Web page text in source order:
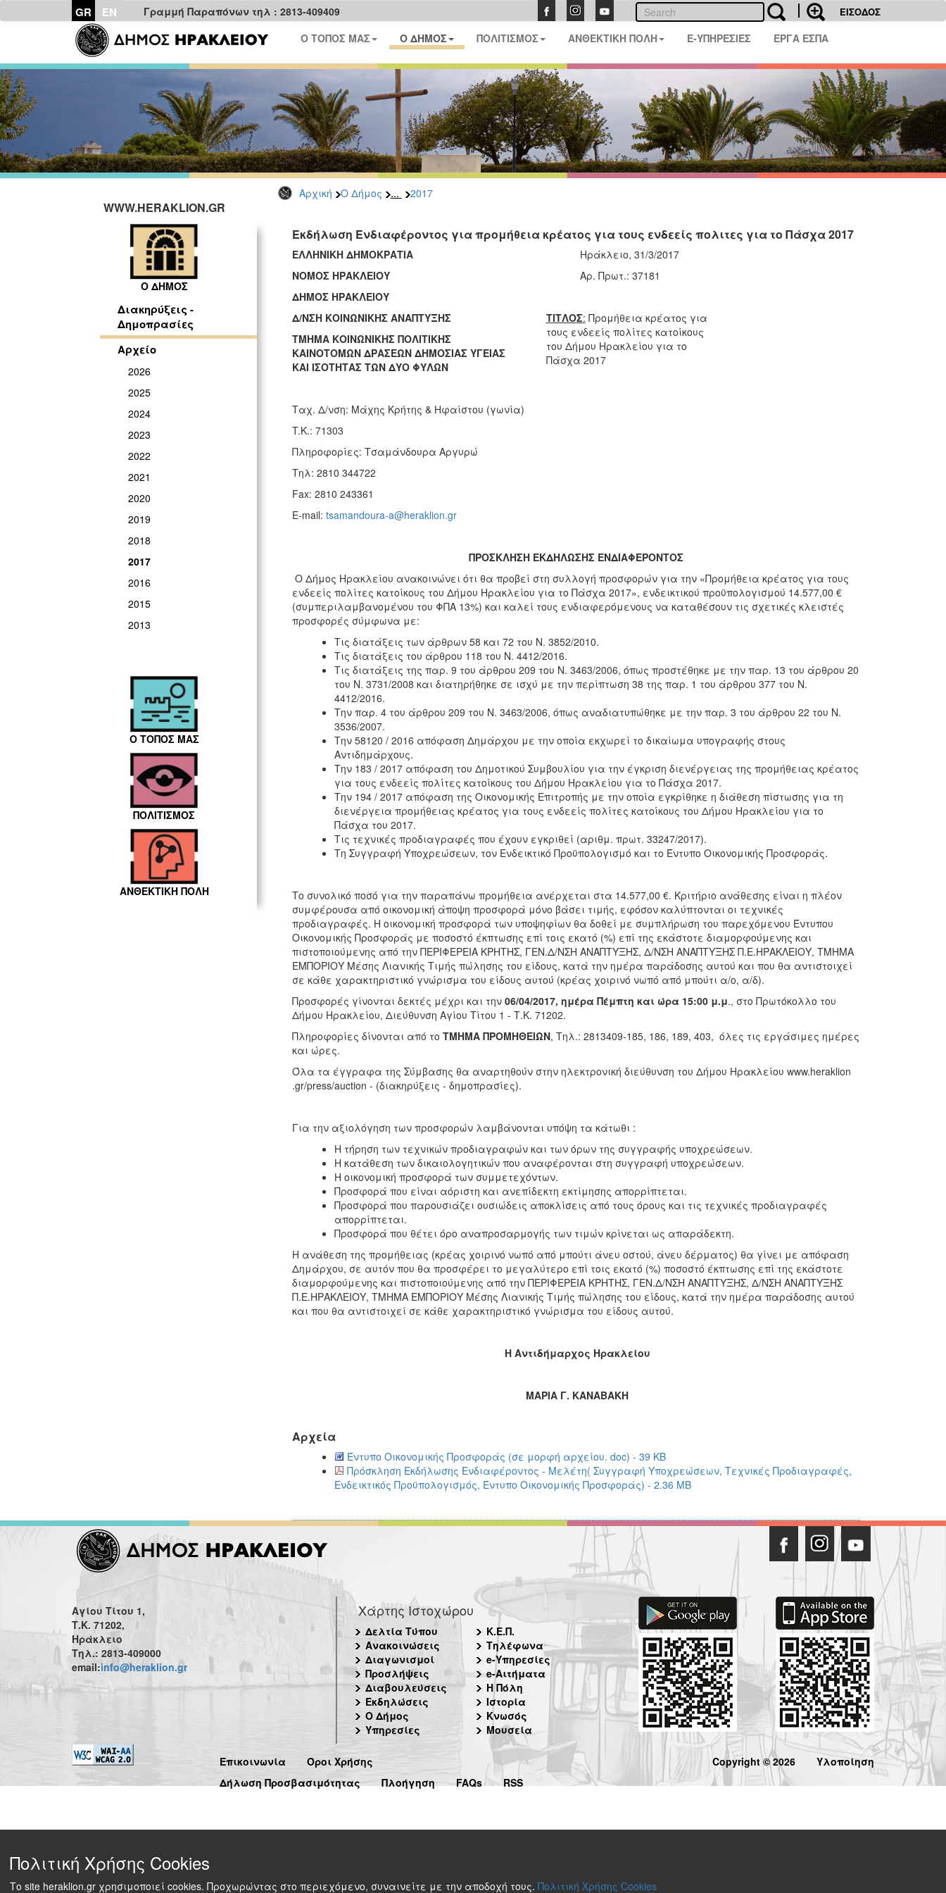
GR EN Γραμμή Παραπόνων τηλ : 2813-409409 ΕΙΣΟΔΟΣ
Ο ΤΟΠΟΣ ΜΑΣ Ο ΔΗΜΟΣ ΠΟΛΙΤΙΣΜΟΣ ΑΝΘΕΚΤΙΚΗ ΠΟΛΗ E-ΥΠΗΡΕΣΙΕΣ ΕΡΓΑ ΕΣΠΑ
Αρχική Ο Δήμος ... 2017
WWW.HERAKLION.GR
Ο ΔΗΜΟΣ
Διακηρύξεις -
Δημοπρασίες
Αρχείο
2026
2025
2024
2023
2022
2021
2020
2019
2018
2017
2016
2015
2013
Ο ΤΟΠΟΣ ΜΑΣ
ΠΟΛΙΤΙΣΜΟΣ
ΑΝΘΕΚΤΙΚΗ ΠΟΛΗ
Εκδήλωση Ενδιαφέροντος για προμήθεια κρέατος για τους ενδεείς πολιτες για το Πάσχα 2017
ΕΛΛΗΝΙΚΗ ΔΗΜΟΚΡΑΤΙΑ
ΝΟΜΟΣ ΗΡΑΚΛΕΙΟΥ
ΔΗΜΟΣ ΗΡΑΚΛΕΙΟΥ
Δ/ΝΣΗ ΚΟΙΝΩΝΙΚΗΣ ΑΝΑΠΤΥΞΗΣ
ΤΜΗΜΑ ΚΟΙΝΩΝΙΚΗΣ ΠΟΛΙΤΙΚΗΣ
ΚΑΙΝΟΤΟΜΩΝ ΔΡΑΣΕΩΝ ΔΗΜΟΣΙΑΣ ΥΓΕΙΑΣ
ΚΑΙ ΙΣΟΤΗΤΑΣ ΤΩΝ ΔΥΟ ΦΥΛΩΝ
Ταχ. Δ/νση: Μάχης Κρήτης & Ηφαίστου (γωνία)
T.K.: 71303
Πληροφορίες: Τσαμάνδουρα Αργυρώ
Τηλ: 2810 344722
Fax: 2810 243361
E-mail: tsamandoura-a@heraklion.gr
Ηράκλειο, 31/3/2017
Αρ. Πρωτ.: 37181
ΤΙΤΛΟΣ: Προμήθεια κρέατος για
τους ενδεείς πολίτες κατοίκους
του Δήμου Ηρακλείου για το
Πάσχα 2017
ΠΡΟΣΚΛΗΣΗ ΕΚΔΗΛΩΣΗΣ ΕΝΔΙΑΦΕΡΟΝΤΟΣ
Ο Δήμος Ηρακλείου ανακοινώνει ότι θα προβεί στη συλλογή προσφορών για την «Προμήθεια κρέατος για τους
ενδεείς πολίτες κατοίκους του Δήμου Ηρακλείου για το Πάσχα 2017», ενδεικτικού προϋπολογισμού 14.577,00 €
(συμπεριλαμβανομένου του ΦΠΑ 13%) και καλεί τους ενδιαφερόμενους να καταθέσουν τις σχετικές κλειστές
προσφορές σύμφωνα με:
Τις διατάξεις των άρθρων 58 και 72 του Ν. 3852/2010.
Τις διατάξεις του άρθρου 118 του Ν. 4412/2016.
Τις διατάξεις της παρ. 9 του άρθρου 209 του Ν. 3463/2006, όπως προστέθηκε με την παρ. 13 του άρθρου 20
του Ν. 3731/2008 και διατηρήθηκε σε ισχύ με την περίπτωση 38 της παρ. 1 του άρθρου 377 του Ν.
4412/2016.
Την παρ. 4 του άρθρου 209 του Ν. 3463/2006, όπως αναδιατυπώθηκε με την παρ. 3 του άρθρου 22 του Ν.
3536/2007.
Την 58120 / 2016 απόφαση Δημάρχου με την οποία εκχωρεί το δικαίωμα υπογραφής στους
Αντιδημάρχους.
Την 183 / 2017 απόφαση του Δημοτικού Συμβουλίου για την έγκριση διενέργειας της προμήθειας κρέατος
για τους ενδεείς πολίτες κατοίκους του Δήμου Ηρακλείου για το Πάσχα 2017.
Την 194 / 2017 απόφαση της Οικονομικής Επιτροπής με την οποία εγκρίθηκε η διάθεση πίστωσης για τη
διενέργεια προμήθειας κρέατος για τους ενδεείς πολίτες κατοίκους του Δήμου Ηρακλείου για το
Πάσχα του 2017.
Τις τεχνικές προδιαγραφές που έχουν εγκριθεί (αριθμ. πρωτ. 33247/2017).
Τη Συγγραφή Υποχρεώσεων, τον Ενδεικτικό Προϋπολογισμό και το Έντυπο Οικονομικής Προσφοράς.
Το συνολικό ποσό για την παραπάνω προμήθεια ανέρχεται στα 14.577,00 €. Κριτήριο ανάθεσης είναι η πλέον
συμφέρουσα από οικονομική άποψη προσφορά μόνο βάσει τιμής, εφόσον καλύπτονται οι τεχνικές
προδιαγραφές. Η οικονομική προσφορά των υποψηφίων θα δοθεί με συμπλήρωση του παρεχόμενου Έντυπου
Οικονομικής Προσφοράς με ποσοστό έκπτωσης επί τοις εκατό (%) επί της εκάστοτε διαμορφούμενης και
πιστοποιούμενης από την ΠΕΡΙΦΕΡΕΙΑ ΚΡΗΤΗΣ, ΓΕΝ.Δ/ΝΣΗ ΑΝΑΠΤΥΞΗΣ, Δ/ΝΣΗ ΑΝΑΠΤΥΞΗΣ Π.Ε.ΗΡΑΚΛΕΙΟΥ, ΤΜΗΜΑ
ΕΜΠΟΡΙΟΥ Μέσης Λιανικής Τιμής πώλησης του είδους, κατά την ημέρα παράδοσης αυτού και που θα αντιστοιχεί
σε κάθε χαρακτηριστικό γνώρισμα του είδους αυτού (κρέας χοιρινό νωπό από μπούτι α/ο, α/δ).
Προσφορές γίνονται δεκτές μέχρι και την 06/04/2017, ημέρα Πέμπτη και ώρα 15:00 μ.μ., στο Πρωτόκολλο του
Δήμου Ηρακλείου, Διεύθυνση Αγίου Τίτου 1 - Τ.Κ. 71202.
Πληροφορίες δίνονται από το ΤΜΗΜΑ ΠΡΟΜΗΘΕΙΩΝ, Τηλ.: 2813409-185, 186, 189, 403, όλες τις εργάσιμες ημέρες
και ώρες.
Όλα τα έγγραφα της Σύμβασης θα αναρτηθούν στην ηλεκτρονική διεύθυνση του Δήμου Ηρακλείου www.heraklion
.gr/press/auction - (διακηρύξεις - δημοπρασίες).
Για την αξιολόγηση των προσφορών λαμβάνονται υπόψη τα κάτωθι :
Η τήρηση των τεχνικών προδιαγραφών και των όρων της συγγραφής υποχρεώσεων.
Η κατάθεση των δικαιολογητικών που αναφέρονται στη συγγραφή υποχρεώσεων.
Η οικονομική προσφορά των συμμετεχόντων.
Προσφορά που είναι αόριστη και ανεπίδεκτη εκτίμησης απορρίπτεται.
Προσφορά που παρουσιάζει ουσιώδεις αποκλίσεις από τους όρους και τις τεχνικές προδιαγραφές
απορρίπτεται.
Προσφορά που θέτει όρο αναπροσαρμογής των τιμών κρίνεται ως απαράδεκτη.
Η ανάθεση της προμήθειας (κρέας χοιρινό νωπό από μπούτι άνευ οστού, άνευ δέρματος) θα γίνει με απόφαση
Δημάρχου, σε αυτόν που θα προσφέρει το μεγαλύτερο επί τοις εκατό (%) ποσοστό έκπτωσης επί της εκάστοτε
διαμορφούμενης και πιστοποιούμενης από την ΠΕΡΙΦΕΡΕΙΑ ΚΡΗΤΗΣ, ΓΕΝ.Δ/ΝΣΗ ΑΝΑΠΤΥΞΗΣ, Δ/ΝΣΗ ΑΝΑΠΤΥΞΗΣ
Π.Ε.ΗΡΑΚΛΕΙΟΥ, ΤΜΗΜΑ ΕΜΠΟΡΙΟΥ Μέσης Λιανικής Τιμής πώλησης του είδους, κατά την ημέρα παράδοσης αυτού
και που θα αντιστοιχεί σε κάθε χαρακτηριστικό γνώρισμα του είδους αυτού.
Η Αντιδήμαρχος Ηρακλείου
ΜΑΡΙΑ Γ. ΚΑΝΑΒΑΚΗ
Αρχεία
Έντυπο Οικονομικής Προσφοράς (σε μορφή αρχείου. doc) - 39 KB
Πρόσκληση Εκδήλωσης Ενδιαφέροντος - Μελέτη( Συγγραφή Υποχρεώσεων, Τεχνικές Προδιαγραφές,
Ενδεικτικός Προϋπολογισμός, Έντυπο Οικονομικής Προσφοράς) - 2.36 MB
Αγίου Τίτου 1,
Τ.Κ. 71202,
Ηράκλειο
Τηλ.: 2813-409000
email:info@heraklion.gr
Χάρτης Ιστοχώρου
Δελτία Τύπου
Ανακοινώσεις
Διαγωνισμοί
Προσλήψεις
Διαβουλεύσεις
Εκδηλώσεις
Ο Δήμος
Υπηρεσίες
Κ.Ε.Π.
Τηλέφωνα
e-Υπηρεσίες
e-Αιτήματα
Η Πόλη
Ιστορία
Κνωσός
Μουσεία
Επικοινωνία
Όροι Χρήσης
Δήλωση Προσβασιμότητας
Πλοήγηση FAQs RSS
Copyright © 2026 Υλοποίηση
Πολιτική Χρήσης Cookies
Το site heraklion.gr χρησιμοποιεί cookies. Προχωρώντας στο περιεχόμενο, συναινείτε με την αποδοχή τους. Πολιτική Χρήσης Cookies